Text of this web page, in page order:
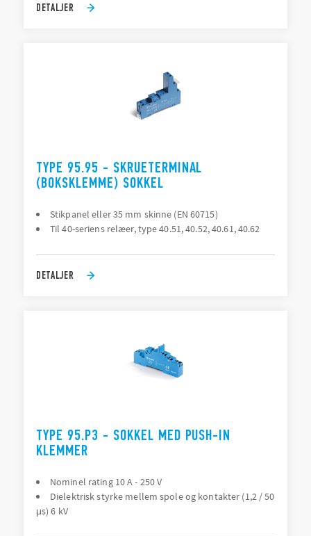
DETALJER
TYPE 95.95 - SKRUETERMINAL
(BOKSKLEMME) SOKKEL
Stikpanel eller 35 mm skinne (EN 60715)
Til 40-seriens relæer, type 40.51, 40.52, 40.61, 40.62
DETALJER
TYPE 95.P3 - SOKKEL MED PUSH-IN
KLEMMER
Nominel rating 10 A - 250 V
Dielektrisk styrke mellem spole og kontakter (1,2 / 50
μs) 6 kV